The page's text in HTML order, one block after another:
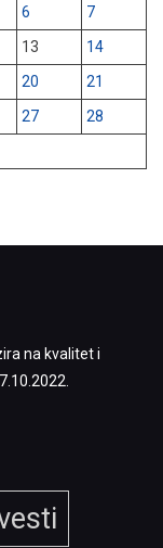
6
7
13
14
20
21
27
28
na kvalitet i